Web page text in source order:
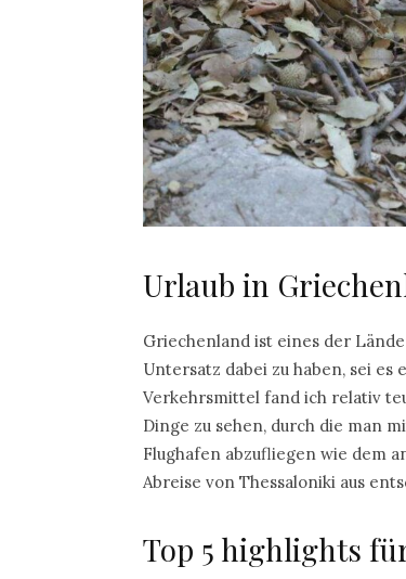
Urlaub in
Griechenland ist eines der
Untersatz dabei zu haben, sei
Verkehrsmittel fand ich relativ
Dinge zu sehen, durch die man
Flughafen abzufliegen wie dem
Abreise von Thessaloniki aus
Top 5 highlights